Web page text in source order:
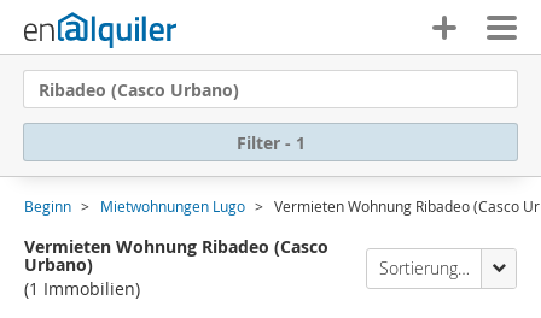
Ribadeo (Casco Urbano)
Filter - 1
Beginn Mietwohnungen Lugo Vermieten Wohnung Ribadeo (Casco
Vermieten Wohnung Ribadeo (Casco
Urbano)
(1 Immobilien)
Sortierung Enalquiler